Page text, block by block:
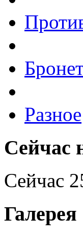
Разное
Сейчас
Сейчас
Галерея